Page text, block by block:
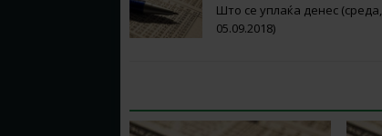
Што се уплаќа денес (среда,
05.09.2018)